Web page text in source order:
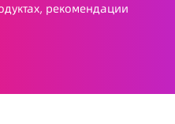
рекомендации